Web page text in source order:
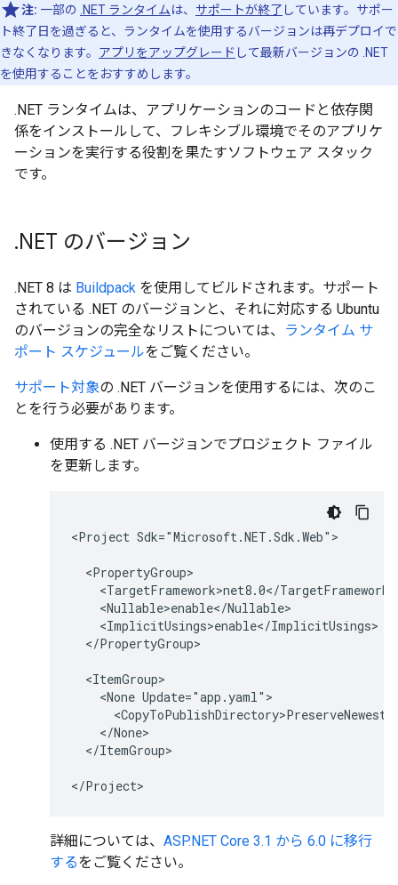
注: 一部の .NET ランタイムは、 サポートが終了 しています。サポー
ト終了日を過ぎると、ランタイムを使用するバージョンは再デプロイで
きなくなります。 アプリをアップグレード して最新バージョンの .NET
を使用することをおすすめします。
.NET ランタイムは、アプリケーションのコードと依存関
係をインストールして、フレキシブル環境でそのアプリケ
ーションを実行する役割を果たすソフトウェア スタック
です。
.NET のバージョン
.NET 8 は Buildpack を使用してビルドされます。サポート
されている .NET のバージョンと、それに対応する Ubuntu
のバージョンの完全なリストについては、
ランタイム サ
ポート スケジュールをご覧ください。
サポート対象の .NET バージョンを使用するには、次のこ
とを行う必要があります。
使用する .NET バージョンでプロジェクト ファイル
を更新します。
<Project Sdk="Microsoft.NET.Sdk.Web">
  <PropertyGroup>
    <TargetFramework>net8.0</TargetFramework>
    <Nullable>enable</Nullable>
    <ImplicitUsings>enable</ImplicitUsings>
  </PropertyGroup>
  <ItemGroup>
    <None Update="app.yaml">
    </None>
  </ItemGroup>
詳細については、 ASP.NET Core 3.1 から 6.0 に移行
するをご覧ください。